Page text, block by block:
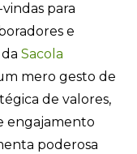
para
e
daSacola
mero gesto de
de valores,
engajamento
poderosa